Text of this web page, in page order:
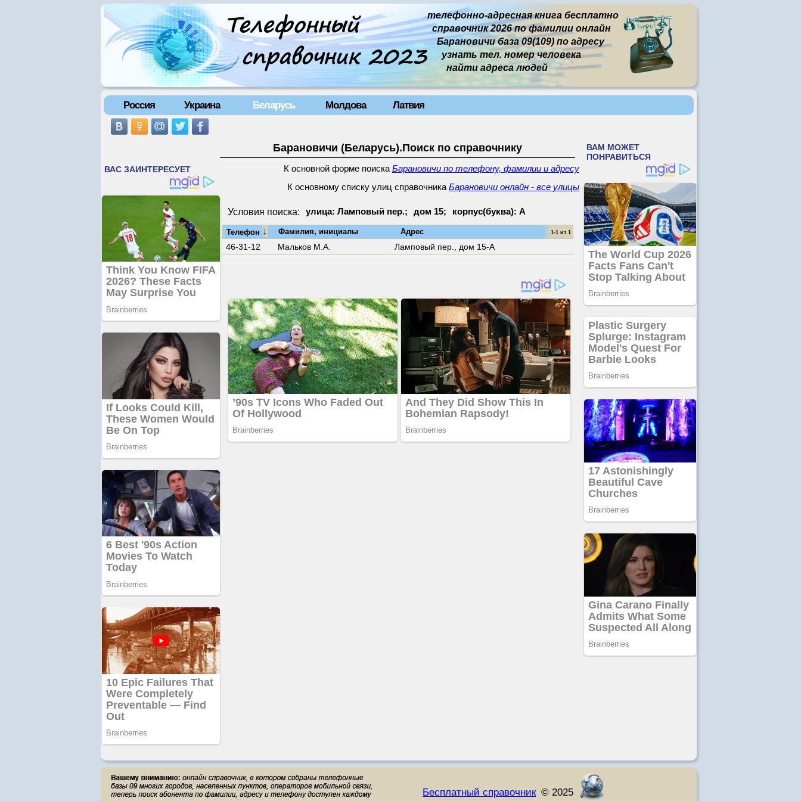
телефонно-адресная книга бесплатно
справочник 2026 по фамилии онлайн
Барановичи база 09(109) по адресу
узнать тел. номер человека
найти адреса людей
Россия Украина Беларусь Молдова Латвия
Барановичи (Беларусь).Поиск по справочнику
К основной форме поиска Барановичи по телефону, фамилии и адресу
К основному списку улиц справочника Барановичи онлайн - все улицы
Условия поиска: улица: Ламповый пер.; дом 15; корпус(буква): А
Телефон ↓ Фамилия, инициалы Адрес 1-1 из 1
46-31-12 Мальков М.А. Ламповый пер., дом 15-А
Бесплатный справочник© 2025